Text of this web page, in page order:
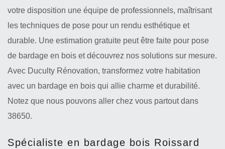
votre disposition une équipe de professionnels, maîtrisant
les techniques de pose pour un rendu esthétique et
durable. Une estimation gratuite peut être faite pour pose
de bardage en bois et découvrez nos solutions sur mesure.
Avec Duculty Rénovation, transformez votre habitation
avec un bardage en bois qui allie charme et durabilité.
Notez que nous pouvons aller chez vous partout dans
38650.
Spécialiste en bardage bois Roissard